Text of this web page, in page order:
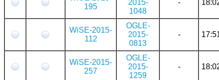
195
2015-
1048
-
WiSE-2015-
112
OGLE-
2015-
0813
-
WiSE-2015-
257
OGLE-
2015-
1259
-